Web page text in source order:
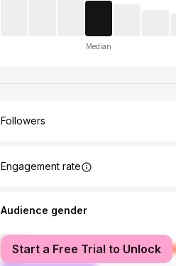
Median
Followers
Engagement rate
Audience gender
female
male
Start a Free Trial to Unlock